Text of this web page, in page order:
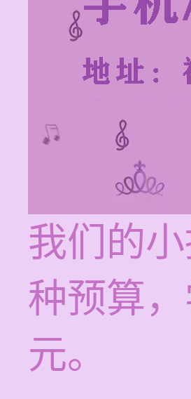
我们的
种预算
元。